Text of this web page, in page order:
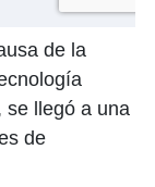
de la
se llegó a una
de